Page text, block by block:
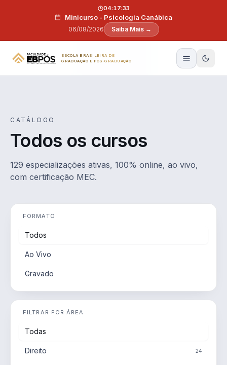
Minicurso - Psicologia Canábica
06/08/2026
04:17:32
Saiba Mais →
ESCOLA BRASILEIRA DE
GRADUAÇÃO E PÓS-GRADUAÇÃO
CATÁLOGO
Todos os cursos
129 especializações ativas, 100% online, ao vivo,
com certificação MEC.
FORMATO
Todos
Ao Vivo
Gravado
FILTRAR POR ÁREA
Todas
Direito 24